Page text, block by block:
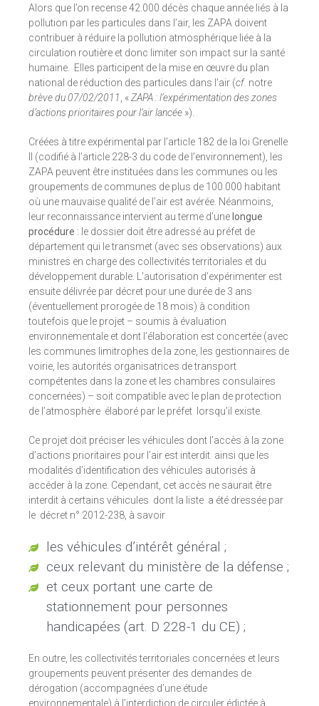
Alors que l’on recense 42.000 décès chaque année liés à la
pollution par les particules dans l’air, les ZAPA doivent
contribuer à réduire la pollution atmosphérique liée à la
circulation routière et donc limiter son impact sur la santé
humaine. Elles participent de la mise en œuvre du plan
national de réduction des particules dans l’air (cf. notre
brève du 07/02/2011 , «ZAPA : l’expérimentation des zones
d’actions prioritaires pour l’air lancée »).
Créées à titre expérimental par l’article 182 de la loi Grenelle
II (codifié à l’article 228-3 du code de l’environnement), les
ZAPA peuvent être instituées dans les communes ou les
groupements de communes de plus de 100.000 habitant
où une mauvaise qualité de l’air est avérée. Néanmoins,
leur reconnaissance intervient au terme d’une longue
procédure : le dossier doit être adressé au préfet de
département qui le transmet (avec ses observations) aux
ministres en charge des collectivités territoriales et du
développement durable. L’autorisation d’expérimenter est
ensuite délivrée par décret pour une durée de 3 ans
(éventuellement prorogée de 18 mois) à condition
toutefois que le projet – soumis à évaluation
environnementale et dont l’élaboration est concertée (avec
les communes limitrophes de la zone, les gestionnaires de
voirie, les autorités organisatrices de transport
compétentes dans la zone et les chambres consulaires
concernées) – soit compatible avec le plan de protection
de l’atmosphère élaboré par le préfet lorsqu’il existe.
Ce projet doit préciser les véhicules dont l’accès à la zone
d’actions prioritaires pour l’air est interdit ainsi que les
modalités d’identification des véhicules autorisés à
accéder à la zone. Cependant, cet accès ne saurait être
interdit à certains véhicules dont la liste a été dressée par
le décret n° 2012-238, à savoir
les véhicules d’intérêt général ;
ceux relevant du ministère de la défense ;
et ceux portant une carte de
stationnement pour personnes
handicapées (art. D 228-1 du CE) ;
En outre, les collectivités territoriales concernées et leurs
groupements peuvent présenter des demandes de
dérogation (accompagnées d’une étude
environnementale) à l’interdiction de circuler édictée à